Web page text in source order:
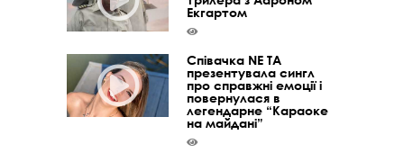
Екгартом
Співачка NE TA
презентувала сингл
про справжні емоції і
повернулася в
легендарне “Караоке
на майдані”